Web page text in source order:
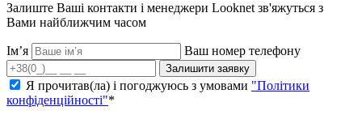
Залиште Ваші контакти і менеджери Looknet зв'яжуться з
Вами найближчим часом
Ім’я Ваш номер телефону
Залишити заявку
Я прочитав(ла) і погоджуюсь з умовами "Політики
конфіденційності"*